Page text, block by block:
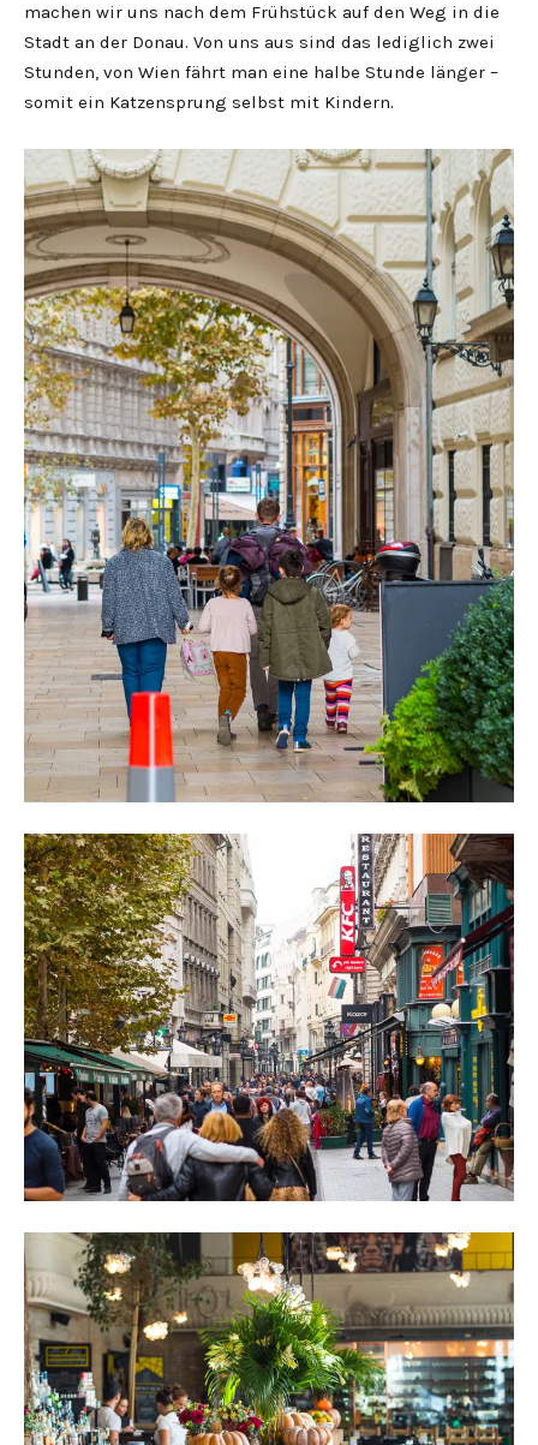
machen wir uns nach dem Frühstück auf den Weg in die
Stadt an der Donau. Von uns aus sind das lediglich zwei
Stunden, von Wien fährt man eine halbe Stunde länger –
somit ein Katzensprung selbst mit Kindern.